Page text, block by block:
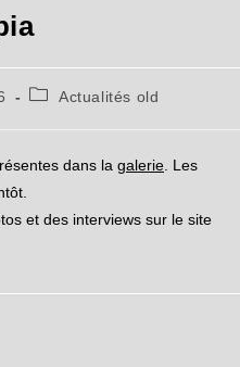
Actualités old
dans la galerie. Les
et des interviews sur le site